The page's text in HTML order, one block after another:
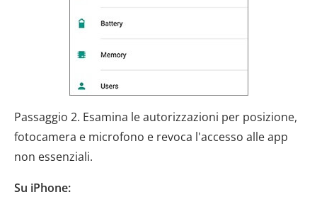
Passaggio 2. Esamina le autorizzazioni per posizione,
fotocamera e microfono e revoca l'accesso alle app
non essenziali.
Su iPhone: